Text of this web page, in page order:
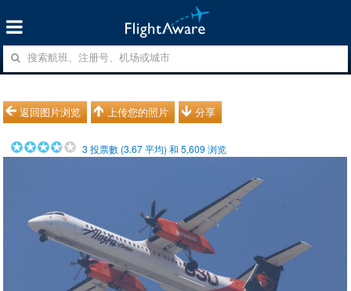
返回图片浏览 上传您的照片 分享
3 投票數 (3.67平均) 和5,609 浏览